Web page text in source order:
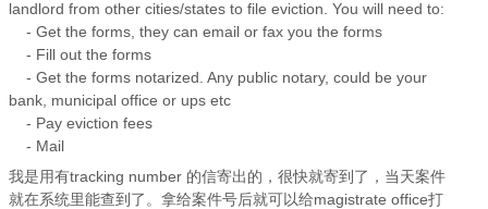
landlord from other cities/states to file eviction. You will need to:
- Get the forms, they can email or fax you the forms
- Fill out the forms
- Get the forms notarized. Any public notary, could be your
bank, municipal office or ups etc
- Pay eviction fees
- Mail
我是用有tracking number 的信寄出的，很快就寄到了，当天案件
就在系统里能查到了。拿给案件号后就可以给magistrate office打